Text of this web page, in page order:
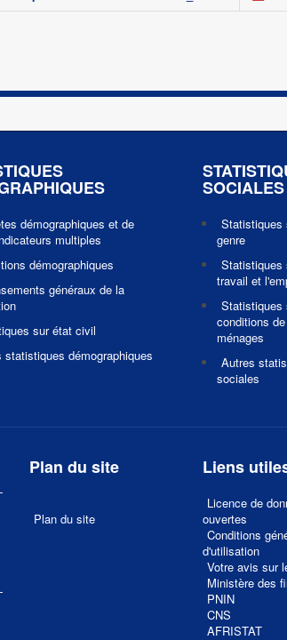
démographiques et de
multiples
démographiques
généraux de la
sur état civil
statistiques démographiques
SOCIALES
Statistiques
genre
Statistiques
travail et
Statistiques
conditions
ménages
Autres
sociales
Plan du site
Plan du site
Liens
Licence de
ouvertes
Conditions
d'utilisation
Votre avis sur
Ministère des
PNIN
CNS
AFRISTAT